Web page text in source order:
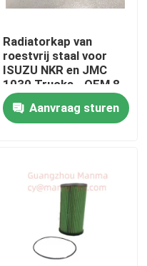
Radiatorkap van
roestvrij staal voor
ISUZU NKR en JMC
1030 Trucks - OEM 8-
94116916-1
Aanvraag sturen